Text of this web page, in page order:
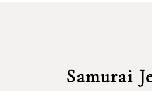
Samurai